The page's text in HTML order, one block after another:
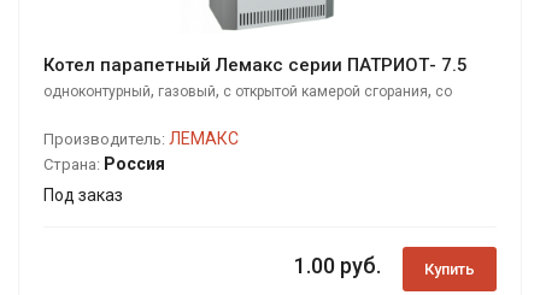
Котел парапетный Лемакс серии ПАТРИОТ- 7.5
одноконтурный, газовый, с открытой камерой сгорания, со
Производитель: ЛЕМАКС
Страна: Россия
Под заказ
1.00 руб. Купить